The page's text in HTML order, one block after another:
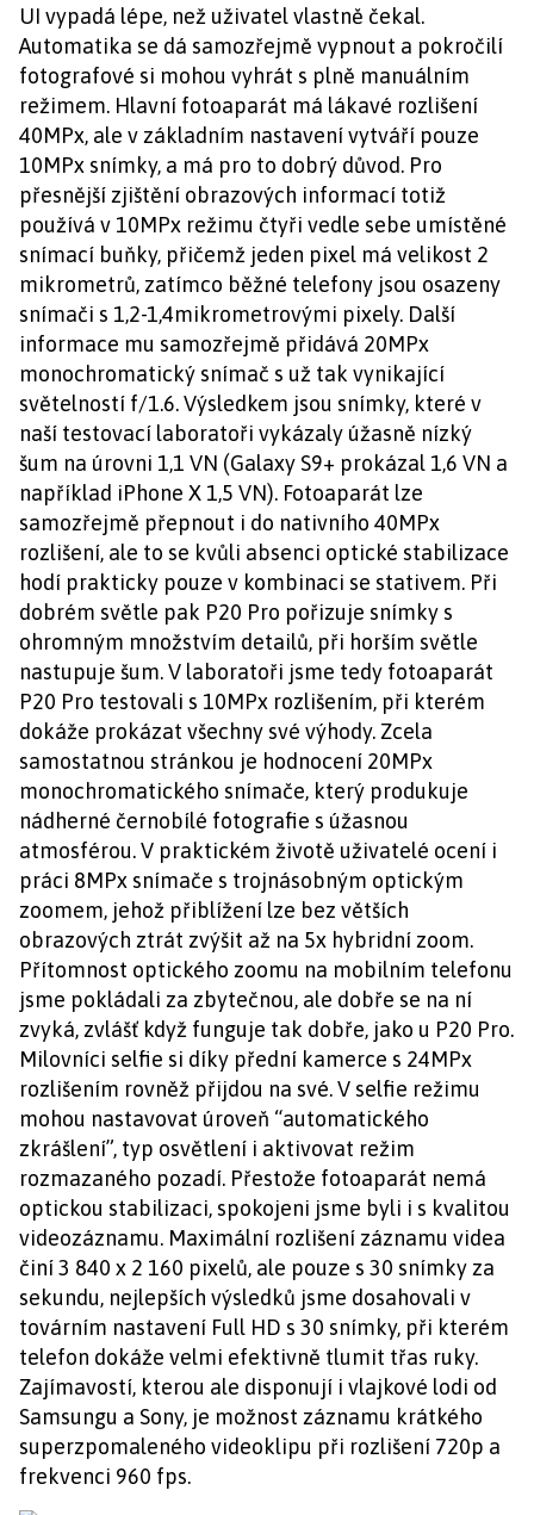
UI vypadá lépe, než uživatel vlastně čekal.
Automatika se dá samozřejmě vypnout a pokročilí
fotografové si mohou vyhrát s plně manuálním
režimem. Hlavní fotoaparát má lákavé rozlišení
40MPx, ale v základním nastavení vytváří pouze
10MPx snímky, a má pro to dobrý důvod. Pro
přesnější zjištění obrazových informací totiž
používá v 10MPx režimu čtyři vedle sebe umístěné
snímací buňky, přičemž jeden pixel má velikost 2
mikrometrů, zatímco běžné telefony jsou osazeny
snímači s 1,2-1,4mikrometrovými pixely. Další
informace mu samozřejmě přidává 20MPx
monochromatický snímač s už tak vynikající
světelností f/1.6. Výsledkem jsou snímky, které v
naší testovací laboratoři vykázaly úžasně nízký
šum na úrovni 1,1 VN (Galaxy S9+ prokázal 1,6 VN a
například iPhone X 1,5 VN). Fotoaparát lze
samozřejmě přepnout i do nativního 40MPx
rozlišení, ale to se kvůli absenci optické stabilizace
hodí prakticky pouze v kombinaci se stativem. Při
dobrém světle pak P20 Pro pořizuje snímky s
ohromným množstvím detailů, při horším světle
nastupuje šum. V laboratoři jsme tedy fotoaparát
P20 Pro testovali s 10MPx rozlišením, při kterém
dokáže prokázat všechny své výhody. Zcela
samostatnou stránkou je hodnocení 20MPx
monochromatického snímače, který produkuje
nádherné černobílé fotografie s úžasnou
atmosférou. V praktickém životě uživatelé ocení i
práci 8MPx snímače s trojnásobným optickým
zoomem, jehož přiblížení lze bez větších
obrazových ztrát zvýšit až na 5x hybridní zoom.
Přítomnost optického zoomu na mobilním telefonu
jsme pokládali za zbytečnou, ale dobře se na ní
zvyká, zvlášť když funguje tak dobře, jako u P20 Pro.
Milovníci selfie si díky přední kamerce s 24MPx
rozlišením rovněž přijdou na své. V selfie režimu
mohou nastavovat úroveň “automatického
zkrášlení”, typ osvětlení i aktivovat režim
rozmazaného pozadí. Přestože fotoaparát nemá
optickou stabilizaci, spokojeni jsme byli i s kvalitou
videozáznamu. Maximální rozlišení záznamu videa
činí 3 840 x 2 160 pixelů, ale pouze s 30 snímky za
sekundu, nejlepších výsledků jsme dosahovali v
továrním nastavení Full HD s 30 snímky, při kterém
telefon dokáže velmi efektivně tlumit třas ruky.
Zajímavostí, kterou ale disponují i vlajkové lodi od
Samsungu a Sony, je možnost záznamu krátkého
superzpomaleného videoklipu při rozlišení 720p a
frekvenci 960 fps.